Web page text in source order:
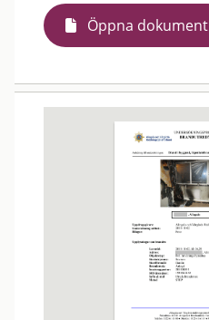
Öppna dokument